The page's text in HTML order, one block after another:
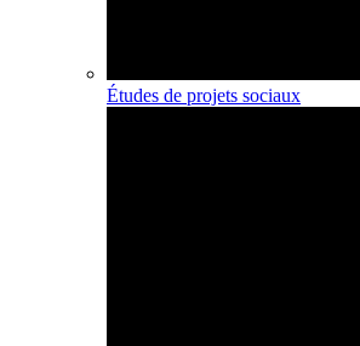
Études de projets sociaux